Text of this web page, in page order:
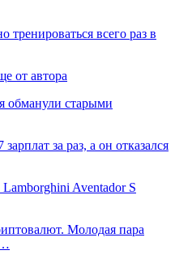
всего раз в
от автора
обманули старыми
за раз, а он отказался
Aventador S
Молодая пара